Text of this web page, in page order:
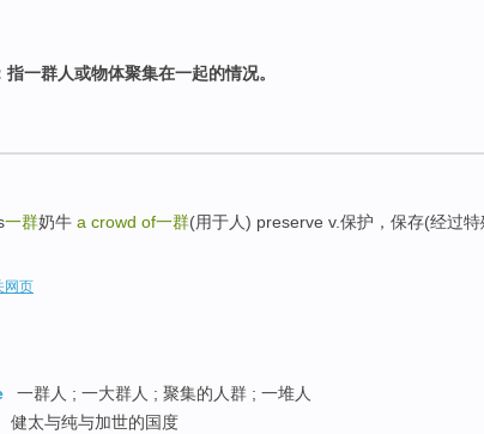
一群人或物体聚集在一起的情况。
一群奶牛 a crowd of一群(用于人) preserve v.保护，保存(经过
网页
一群人 ; 一大群人 ; 聚集的人群 ; 一堆人
健太与纯与加世的国度